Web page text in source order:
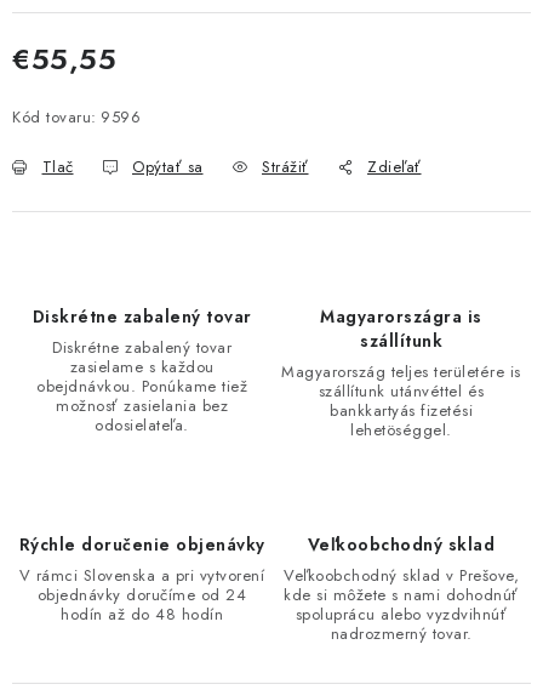
€55,55
Kód tovaru: 9596
Tlač Opýtať sa Strážiť Zdieľať
Diskrétne zabalený tovar
Diskrétne zabalený tovar
zasielame s každou
obejdnávkou. Ponúkame tiež
možnosť zasielania bez
odosielateľa.
Magyarországra is
szállítunk
Magyarország teljes területére is
szállítunk utánvéttel és
bankkartyás fizetési
lehetöséggel.
Rýchle doručenie objenávky
V rámci Slovenska a pri vytvorení
objednávky doručíme od 24
hodín až do 48 hodín
Veľkoobchodný sklad
Veľkoobchodný sklad v Prešove,
kde si môžete s nami dohodnúť
spoluprácu alebo vyzdvihnúť
nadrozmerný tovar.